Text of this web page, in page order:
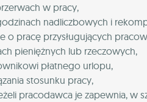
w pracy,
nadliczbowych i
pracę przysługujących
pieniężnych lub rzeczowych,
płatnego urlopu,
stosunku pracy,
pracodawca je zapewnia, w